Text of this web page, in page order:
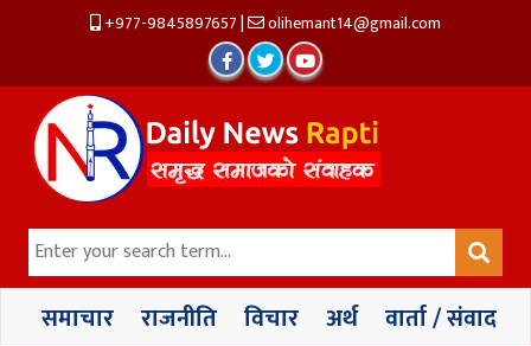
+977-9845897657| olihemant14@gmail.com
समाचार राजनीति विचार अर्थ वार्ता / संवाद